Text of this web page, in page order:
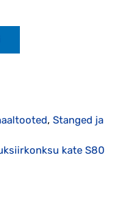
, Stanged ja
kate S80